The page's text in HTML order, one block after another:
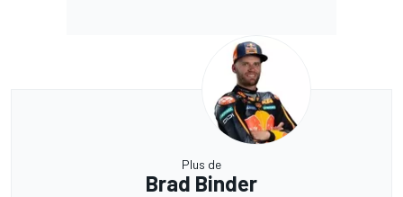
Plus de
Brad Binder